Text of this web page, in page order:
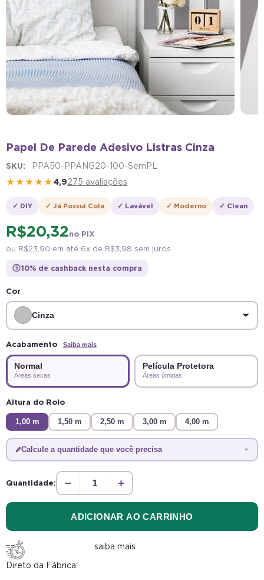
Papel De Parede Adesivo Listras Cinza
SKU: PPA50-PPANG20-100-SemPL
★★★★★4,9275 avaliações
✓ DIY ✓ Já Possui Cola ✓ Lavável ✓ Moderno ✓ Clean
R$ 20,32 no PIX
ou R$ 23,90 em até 6x de R$ 3,98 sem juros
$ 10% de cashback nesta compra
Cor
Cinza
Acabamento Saiba mais
Normal
Áreas secas
Película Protetora
Áreas úmidas
Altura do Rolo
1,00 m 1,50 m 2,50 m 3,00 m 4,00 m
Calcule a quantidade que você precisa
Quantidade: − +
ADICIONAR AO CARRINHO
Direto da Fábrica:
saiba mais